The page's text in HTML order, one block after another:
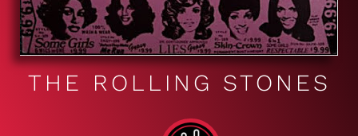
THE ROLLING STONES